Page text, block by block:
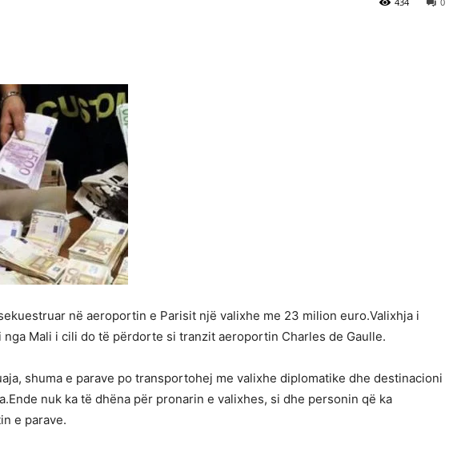
në aeroportin e Parisit një valixhe me 23 milion euro.Valixhja i
Mali i cili do të përdorte si tranzit aeroportin Charles de Gaulle.
shuma e parave po transportohej me valixhe diplomatike dhe destinacioni
nuk ka të dhëna për pronarin e valixhes, si dhe personin që ka
e parave.